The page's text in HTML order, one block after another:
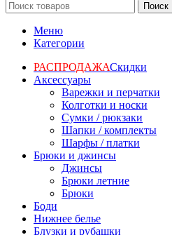
Поиск
Меню
Категории
РАСПРОДАЖАСкидки
Аксессуары
Варежки и перчатки
Колготки и носки
Сумки / рюкзаки
Шапки / комплекты
Шарфы / платки
Брюки и джинсы
Джинсы
Брюки летние
Брюки
Боди
Нижнее белье
Блузки и рубашки